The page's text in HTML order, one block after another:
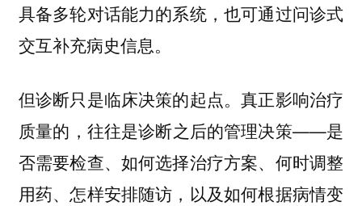
具备多轮对话能力的系统，也可通过问诊式
交互补充病史信息。
但诊断只是临床决策的起点。真正影响治疗
质量的，往往是诊断之后的管理决策——是
否需要检查、如何选择治疗方案、何时调整
用药、怎样安排随访，以及如何根据病情变